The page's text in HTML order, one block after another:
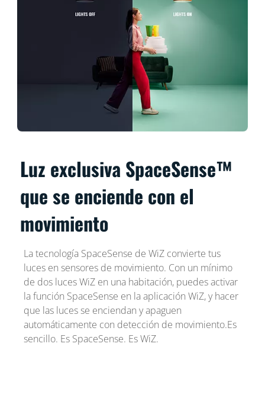
Luz exclusiva SpaceSense™
que se enciende con el
movimiento
La tecnología SpaceSense de WiZ convierte tus
luces en sensores de movimiento. Con un mínimo
de dos luces WiZ en una habitación, puedes activar
la función SpaceSense en la aplicación WiZ, y hacer
que las luces se enciendan y apaguen
automáticamente con detección de movimiento.Es
sencillo. Es SpaceSense. Es WiZ.